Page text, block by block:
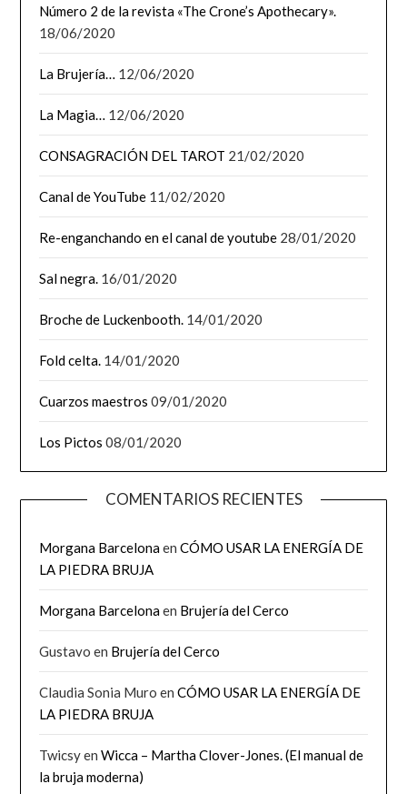
Número 2 de la revista «The Crone’s Apothecary».
18/06/2020
La Brujería… 12/06/2020
La Magia… 12/06/2020
CONSAGRACIÓN DEL TAROT 21/02/2020
Canal de YouTube 11/02/2020
Re-enganchando en el canal de youtube 28/01/2020
Sal negra. 16/01/2020
Broche de Luckenbooth. 14/01/2020
Fold celta. 14/01/2020
Cuarzos maestros 09/01/2020
Los Pictos 08/01/2020
COMENTARIOS RECIENTES
Morgana BarcelonaenCÓMO USAR LA ENERGÍA DE
LA PIEDRA BRUJA
Morgana Barcelonaen Brujería del Cerco
Gustavo en Brujería del Cerco
Claudia Sonia Muro enCÓMO USAR LA ENERGÍA DE
LA PIEDRA BRUJA
TwicsyenWicca – Martha Clover-Jones. (El manual de
la bruja moderna)